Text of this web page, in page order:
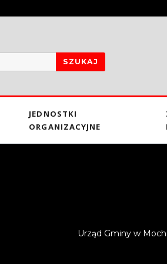
Urząd Gminy w
SZUKAJ
JEDNOSTKI
ORGANIZACYJNE